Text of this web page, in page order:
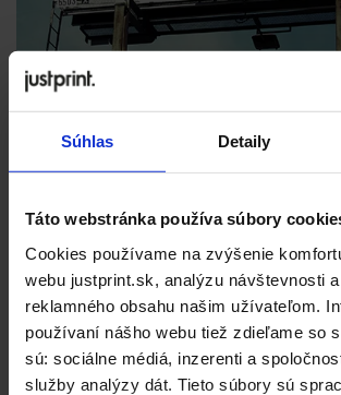
Súhlas Detaily
Táto webstránka používa súbory
Cookies používame na zvýšenie
webu justprint.sk, analýzu návštevnosti
reklamného obsahu našim užívateľom.
používaní nášho webu tiež zdieľame so
sú: sociálne médiá, inzerenti a
služby analýzy dát. Tieto súbory sú